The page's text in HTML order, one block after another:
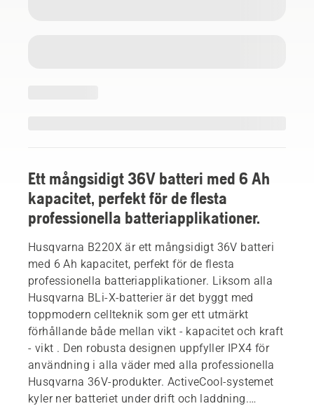
Ett mångsidigt 36V batteri med 6 Ah
kapacitet, perfekt för de flesta
professionella batteriapplikationer.
Husqvarna B220X är ett mångsidigt 36V batteri
med 6 Ah kapacitet, perfekt för de flesta
professionella batteriapplikationer. Liksom alla
Husqvarna BLi-X-batterier är det byggt med
toppmodern cellteknik som ger ett utmärkt
förhållande både mellan vikt - kapacitet och kraft
- vikt . Den robusta designen uppfyller IPX4 för
användning i alla väder med alla professionella
Husqvarna 36V-produkter. ActiveCool-systemet
kyler ner batteriet under drift och laddning.